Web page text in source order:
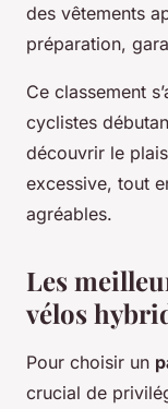
des vêtements
préparation,
Ce classement
cyclistes
découvrir le
excessive, tout
agréables.
Les
vélos
Pour choisir un
crucial de